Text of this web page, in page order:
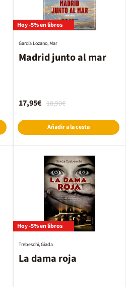
Hoy -5% en libros
Madrid junto al mar
García Lozano, Mar
18,90€
17,95€
Añadir a la cesta
Hoy -5% en libros
La dama roja
Trebeschi, Giada